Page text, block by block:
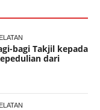
bagi Takjil kepada
dari